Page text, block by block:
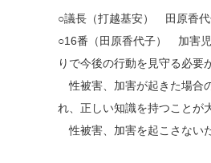
○議長（打越基安） 田原香代
○16番（田原香代子） 加害児
りで今後の行動を見守る必要
性被害、加害が起きた場合
れ、正しい知識を持つことが
性被害、加害を起こさない